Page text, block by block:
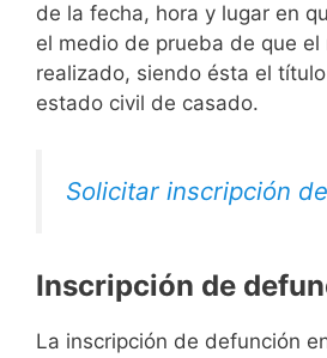
de la fecha, hora y lugar en
el medio de prueba de que el
realizado, siendo ésta el
estado civil de casado.
Solicitar inscripción
Inscripción de
La inscripción de defunción